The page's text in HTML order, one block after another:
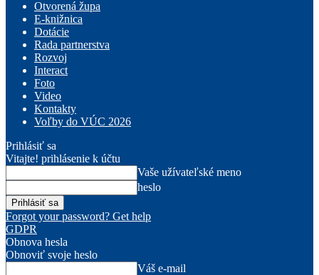
Otvorená župa
E-knižnica
Dotácie
Rada partnerstva
Rozvoj
Interact
Foto
Video
Kontakty
Voľby do VÚC 2026
Prihlásiť sa
Vitajte! prihlásenie k účtu
Vaše užívateľské meno
heslo
Forgot your password? Get help
GDPR
Obnova hesla
Obnoviť svoje heslo
Váš e-mail